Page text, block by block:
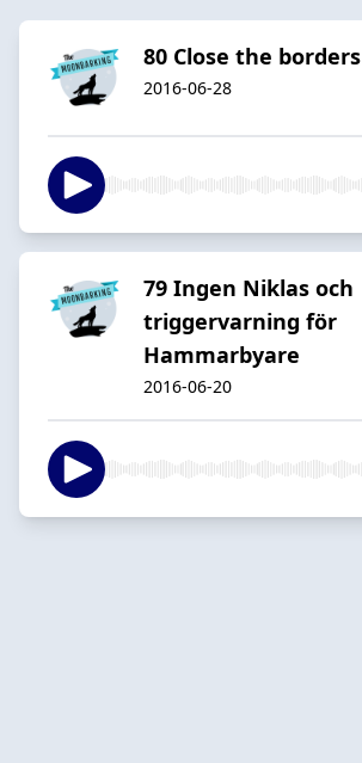
80 Close the borders
2016-06-28
79 Ingen Niklas och
triggervarning för
Hammarbyare
2016-06-20